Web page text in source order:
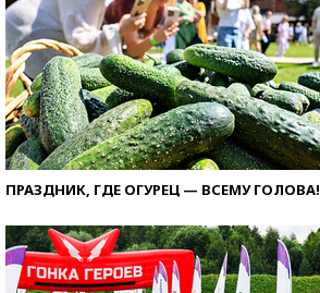
ПРАЗДНИК, ГДЕ ОГУРЕЦ — ВСЕМУ ГОЛОВА!